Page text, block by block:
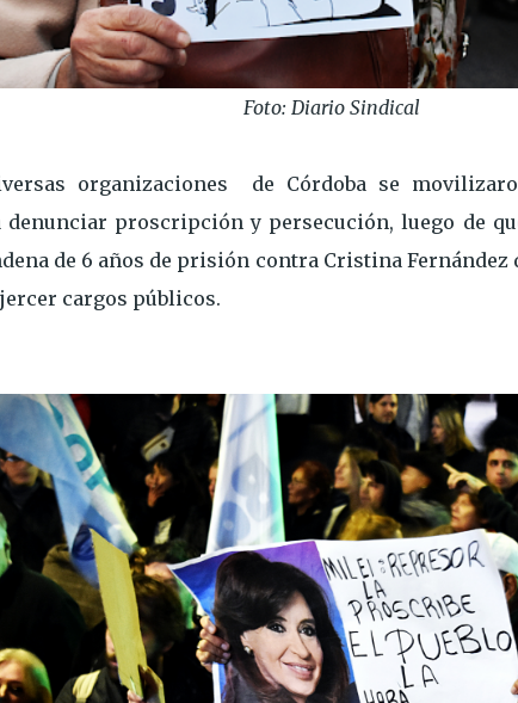
Foto: Diario Sindical
organizaciones de Córdoba se
proscripción y persecución, luego de
de 6 años de prisión contra Cristina
cargos públicos.